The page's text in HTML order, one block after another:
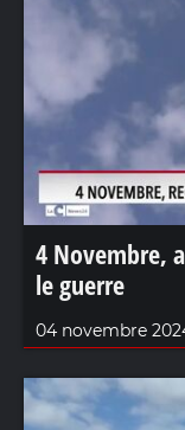
4 Novembre,
le guerre
04 novembre